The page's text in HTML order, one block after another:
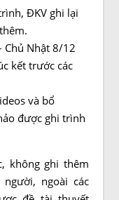
ĐKV ghi lại
Chủ Nhật 8/12
kết trước các
và bổ
được ghi trình
không ghi thêm
ngoài các